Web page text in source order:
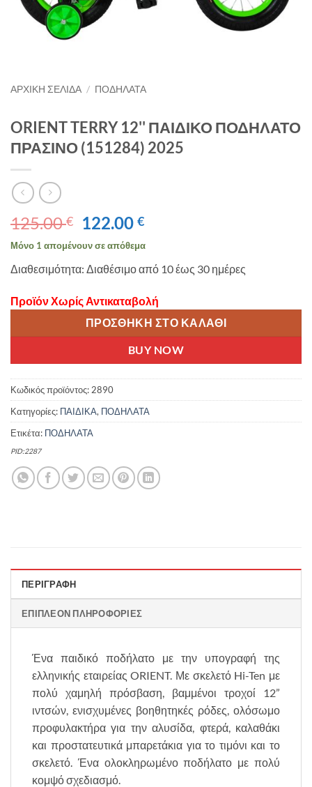
ΑΡΧΙΚΉ ΣΕΛΊΔΑ / ΠΟΔΗΛΑΤΑ
ORIENT TERRY 12'' ΠΑΙΔΙΚΟ ΠΟΔΗΛΑΤΟ
ΠΡΑΣΙΝΟ (151284) 2025
125.00€
Original
price
was:
125.00 €.
122.00€Η
τρέχουσα
τιμή
είναι:
Μόνο 1 απομένουν σε απόθεμα
Διαθεσιμότητα: Διαθέσιμο από 10 έως 30 ημέρες
Προϊόν Χωρίς Αντικαταβολή
ΠΡΟΣΘΉΚΗ ΣΤΟ ΚΑΛΆΘΙ
BUY NOW
Κωδικός προϊόντος: 2890
Κατηγορίες: ΠΑΙΔΙΚΑ, ΠΟΔΗΛΑΤΑ
Ετικέτα: ΠΟΔΗΛΑΤΑ
PID:2287
ΠΕΡΙΓΡΑΦΉ
ΕΠΙΠΛΈΟΝ ΠΛΗΡΟΦΟΡΊΕΣ
Ένα παιδικό ποδήλατο με την υπογραφή της
ελληνικής εταιρείας ORIENT. Με σκελετό Hi-Ten με
πολύ χαμηλή πρόσβαση, βαμμένοι τροχοί 12”
ιντσών, ενισχυμένες βοηθητηκές ρόδες, ολόσωμο
προφυλακτήρα για την αλυσίδα, φτερά, καλαθάκι
και προστατευτικά μπαρετάκια για το τιμόνι και το
σκελετό. Ένα ολοκληρωμένο ποδήλατο με πολύ
κομψό σχεδιασμό.